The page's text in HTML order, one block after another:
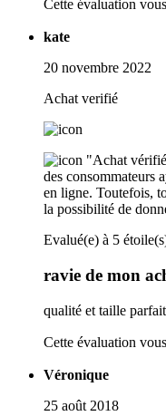
Cette évaluation
kate
20 novembre 2022
Achat verifié
"Achat
des consommateurs
en ligne. Toutefois,
la possibilité de
Evalué(e) à 5
ravie de mon
qualité et taille
Cette évaluation
Véronique
25 août 2018